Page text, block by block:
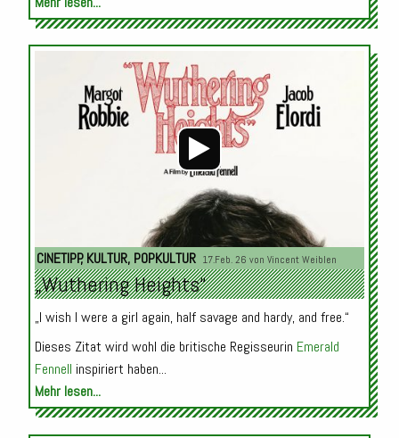
Audio-
Player
CINETIPP,KULTUR, POPKULTUR 17.Feb. 26 von Vincent Weiblen
„Wuthering Heights“
„I wish I were a girl again, half savage and hardy, and free.“
Dieses Zitat wird wohl die britische Regisseurin Emerald
Fennell inspiriert haben...
Mehr lesen...